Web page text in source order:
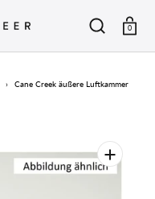
0
› Cane Creek äußere Luftkammer